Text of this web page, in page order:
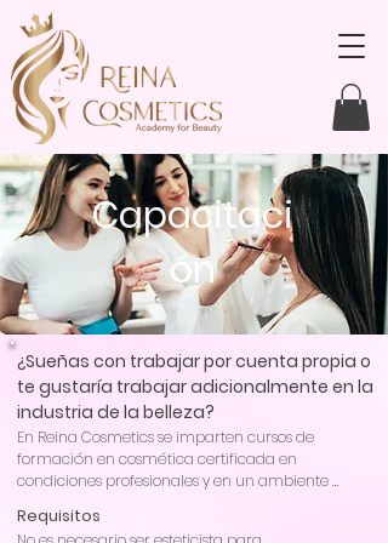
Capacitaci
ón
¿Sueñas con trabajar por cuenta propia o
te gustaría trabajar adicionalmente en la
industria de la belleza?
En Reina Cosmetics se imparten cursos de
formación en cosmética certificada en
condiciones profesionales y en un ambiente
formación es que las habilidades adquiridas
Requisitos